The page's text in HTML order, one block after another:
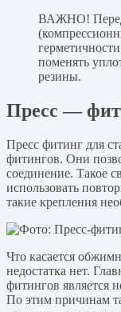
ВАЖНО! Перед
поменять
резины.
Пресс —
Пресс фитинг для
фитингов. Они
соединение. Такое
использовать
такие крепления
Что касается
недостатка нет.
фитингов является
По этим причинам